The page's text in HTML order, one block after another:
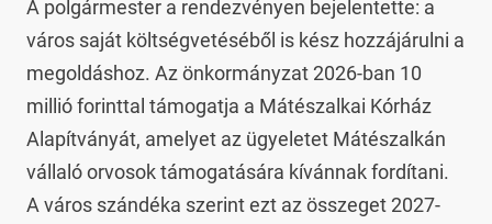
A polgármester a rendezvényen bejelentette: a
város saját költségvetéséből is kész hozzájárulni a
megoldáshoz. Az önkormányzat 2026-ban 10
millió forinttal támogatja a Mátészalkai Kórház
Alapítványát, amelyet az ügyeletet Mátészalkán
vállaló orvosok támogatására kívánnak fordítani.
A város szándéka szerint ezt az összeget 2027-